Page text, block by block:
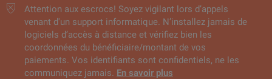
Attention aux escrocs! Soyez vigilant lors d’appels
venant d'un support informatique. N’installez jamais de
logiciels d’accès à distance et vérifiez bien les
coordonnées du bénéficiaire/montant de vos
paiements. Vos identifiants sont confidentiels, ne les
communiquez jamais. En savoir plus